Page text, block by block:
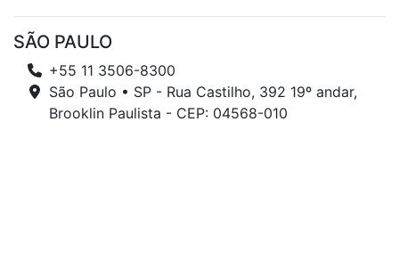
SÃO PAULO
+55 11 3506-8300
São Paulo • SP - Rua Castilho, 392 19º andar,
Brooklin Paulista - CEP: 04568-010